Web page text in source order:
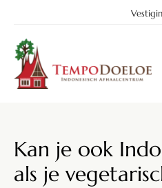
Kan je ook
als je